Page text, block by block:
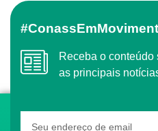
Receba o conteúdo semanal do Conass com
as principais